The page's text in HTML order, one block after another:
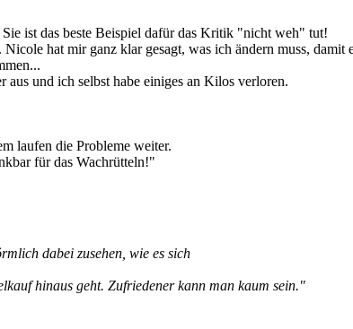
ist das beste Beispiel dafür das Kritik "nicht weh" tut!
hat mir ganz klar gesagt, was ich ändern muss, damit
aus und ich selbst habe einiges an Kilos verloren.
laufen die Probleme weiter.
für das Wachrütteln!"
dabei zusehen, wie es sich
hinaus geht. Zufriedener kann man kaum sein."